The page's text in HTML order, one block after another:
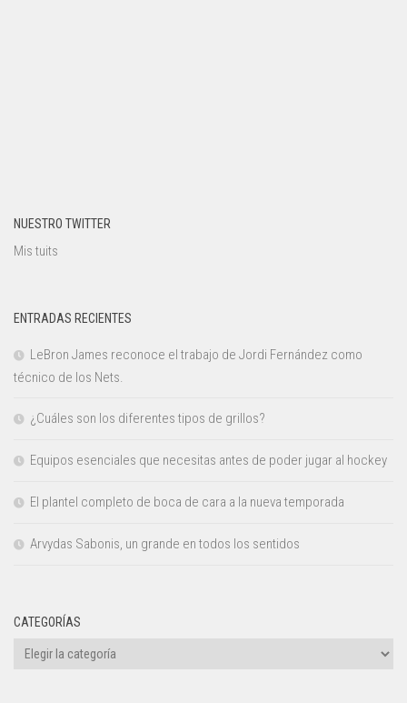
NUESTRO TWITTER
Mis tuits
ENTRADAS RECIENTES
LeBron James reconoce el trabajo de Jordi Fernández como
técnico de los Nets.
¿Cuáles son los diferentes tipos de grillos?
Equipos esenciales que necesitas antes de poder jugar al hockey
El plantel completo de boca de cara a la nueva temporada
Arvydas Sabonis, un grande en todos los sentidos
CATEGORÍAS
Categorías